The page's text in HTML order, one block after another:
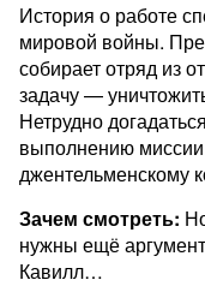
История о работе
мировой войны.
собирает отряд из
задачу —
Нетрудно
выполнению миссии
джентельменскому
Зачем смотреть:
нужны ещё
Кавилл…